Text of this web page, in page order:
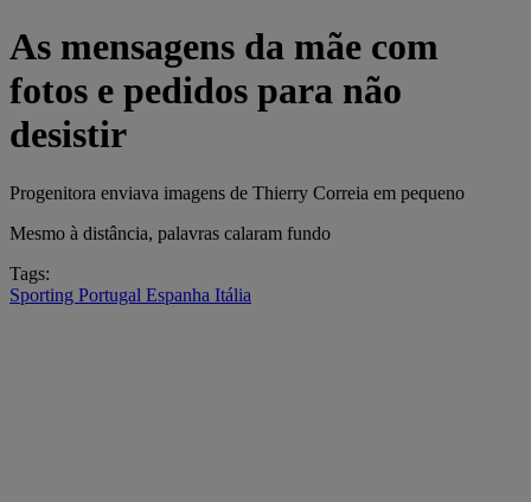
As mensagens da mãe com
fotos e pedidos para não
desistir
Progenitora enviava imagens de Thierry Correia em pequeno
Mesmo à distância, palavras calaram fundo
Tags:
Sporting Portugal Espanha Itália